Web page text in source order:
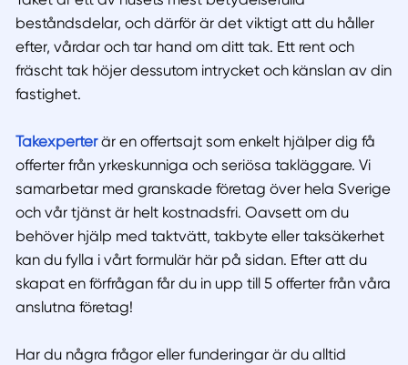
beståndsdelar, och därför är det viktigt att du håller
efter, vårdar och tar hand om ditt tak. Ett rent och
fräscht tak höjer dessutom intrycket och känslan av din
fastighet.
Takexperterär en offertsajt som enkelt hjälper dig få
offerter från yrkeskunniga och seriösa takläggare. Vi
samarbetar med granskade företag över hela Sverige
och vår tjänst är helt kostnadsfri. Oavsett om du
behöver hjälp med taktvätt, takbyte eller taksäkerhet
kan du fylla i vårt formulär här på sidan. Efter att du
skapat en förfrågan får du in upp till 5 offerter från våra
anslutna företag!
Har du några frågor eller funderingar är du alltid